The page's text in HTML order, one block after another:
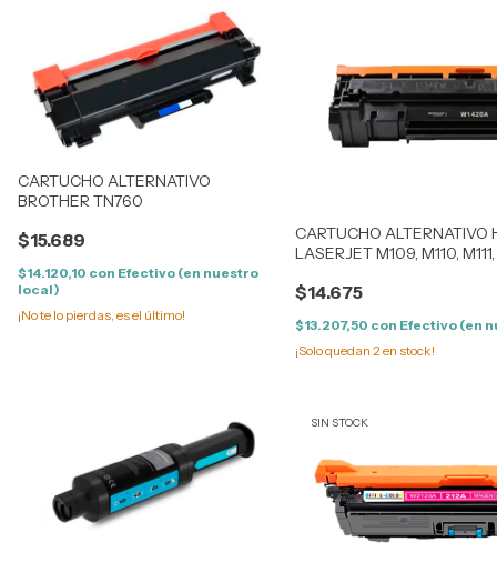
CARTUCHO ALTERNATIVO
BROTHER TN760
$15.689
$14.120,10 con Efectivo (en nuestro
local)
¡No te lo pierdas, es el último!
CARTUCHO ALTERNATIVO
LASERJET M109, M110,
$14.675
$13.207,50 con Efectivo (en
¡Solo quedan 2en stock!
SIN STOCK